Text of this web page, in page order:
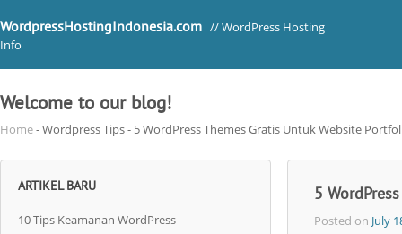
WordpressHostingIndonesia.com // WordPress Hosting
Info
Welcome to our blog!
Home- Wordpress Tips - 5 WordPress Themes Gratis Untuk Website
ARTIKEL BARU
10 Tips Keamanan WordPress
5
Posted on July